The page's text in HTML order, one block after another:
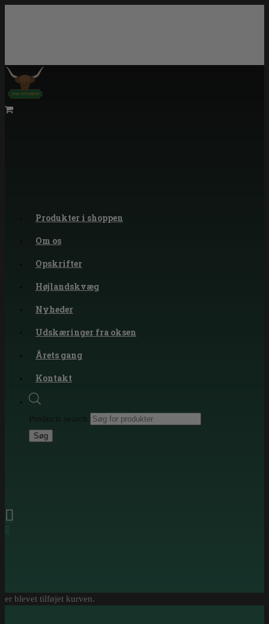
Produkter i shoppen
Om os
Opskrifter
Højlandskvæg
Nyheder
Udskæringer fra oksen
Årets gang
Kontakt
Products search
Søg
er blevet tilføjet kurven.